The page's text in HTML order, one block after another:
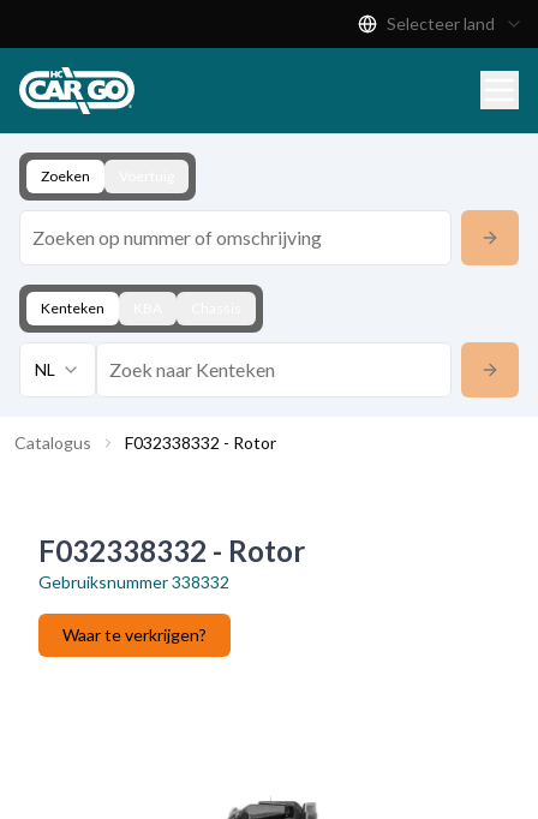
Download
Contact
Selecteer land
Zoeken
Kenteken
NL
Catalogus F032338332 - Rotor
F032338332 - Rotor
Gebruiksnummer338332
Waar te verkrijgen?